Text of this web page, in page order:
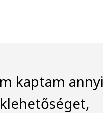
kaptam annyi